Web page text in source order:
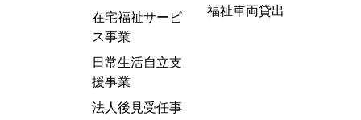
在宅福祉サービ
ス事業
日常生活自立支
援事業
法人後見受任事
福祉車両貸出